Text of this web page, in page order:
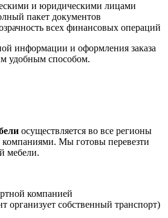
и юридическими лицами
пакет документов
всех финансовых операций
информации и оформления заказа
удобным способом.
осуществляется во все регионы
Мы готовы перевезти
мебели.
компанией
организует собственный транспорт)